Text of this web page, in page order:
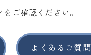
ご確認ください。
よくあるご質問